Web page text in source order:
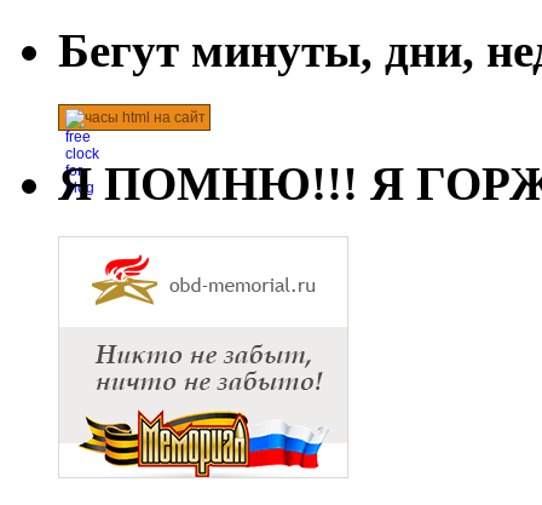
Бегут минуты, дни,
часы html на сайт
Я ПОМНЮ!!! Я